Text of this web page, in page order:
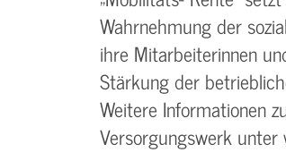
Wahrnehmung der
ihre Mitarbeiterinnen
Stärkung der
Weitere Informationen
Versorgungswerk